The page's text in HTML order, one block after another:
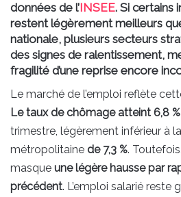
données de l’INSEE. Si certains
restent légèrement meilleurs
nationale, plusieurs secteurs
des signes de ralentissement,
fragilité d’une reprise encore
Le marché de l’emploi reflète
Le taux de chômage atteint 6,8 %
trimestre, légèrement inférieur à
métropolitaine de 7,3 %.
masque une légère hausse par
précédent. L’emploi salarié reste